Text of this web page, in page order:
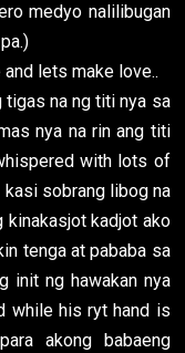
medyo nalilibugan
lets make love..
na ng titi nya sa
nya na rin ang titi
with lots of
kasi sobrang libog na
kinakasjot kadjot ako
tenga at pababa sa
init ng hawakan nya
while his ryt hand is
akong babaeng